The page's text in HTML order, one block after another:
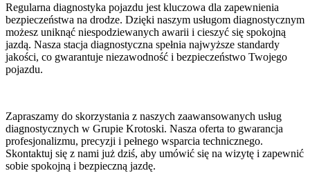
Regularna diagnostyka pojazdu jest kluczowa dla zapewnienia
bezpieczeństwa na drodze. Dzięki naszym usługom diagnostycznym
możesz uniknąć niespodziewanych awarii i cieszyć się spokojną
jazdą. Nasza stacja diagnostyczna spełnia najwyższe standardy
jakości, co gwarantuje niezawodność i bezpieczeństwo Twojego
pojazdu.
Zapraszamy do skorzystania z naszych zaawansowanych usług
diagnostycznych w Grupie Krotoski. Nasza oferta to gwarancja
profesjonalizmu, precyzji i pełnego wsparcia technicznego.
Skontaktuj się z nami już dziś, aby umówić się na wizytę i zapewnić
sobie spokojną i bezpieczną jazdę.